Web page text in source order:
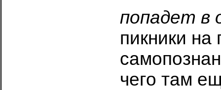
попадет в
пикники
чего там